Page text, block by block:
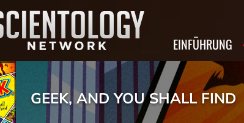
EINFÜHRUNG
GEEK, AND YOU SHALL FIND